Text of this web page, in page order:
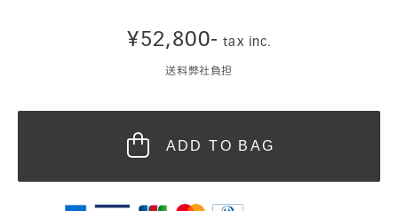
¥52,800- tax inc.
送料弊社負担
ADD TO BAG